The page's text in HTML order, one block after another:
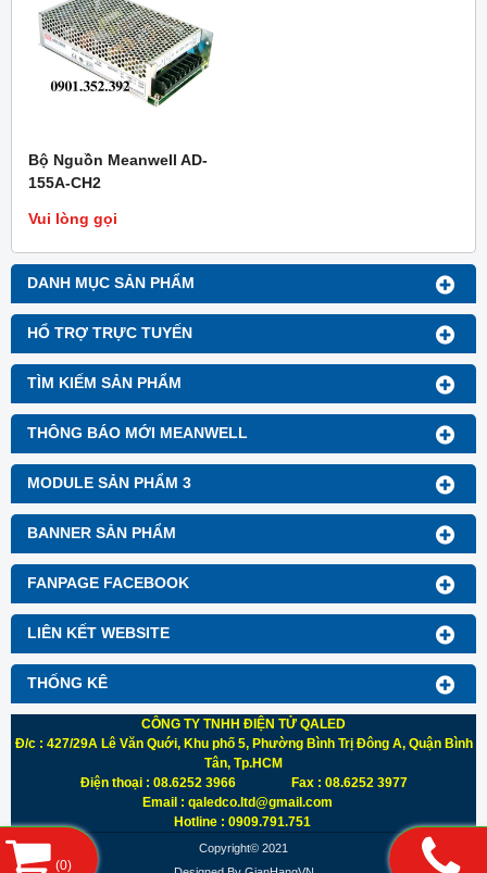
DANH MỤC SẢN PHẨM
HỔ TRỢ TRỰC TUYẾN
TÌM KIẾM SẢN PHẨM
THÔNG BÁO MỚI MEANWELL
MODULE SẢN PHẨM 3
BANNER SẢN PHẨM
FANPAGE FACEBOOK
LIÊN KẾT WEBSITE
THỐNG KÊ
Bộ Nguồn Meanwell AD-
155A-CH2
Vui lòng gọi
CÔNG TY TNHH ĐIỆN TỬ QALED
Đ/c : 427/29A Lê Văn Quới, Khu phố 5, Phường Bình Trị Đông A, Quận Bình
Tân, Tp.HCM
Điện thoại : 08.6252 3966 Fax : 08.6252 3977
Email : qaledco.ltd@gmail.com
Hotline : 0909.791.751
Copyright© 2021
(0)